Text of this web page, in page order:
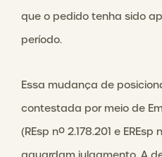
que o pedido tenha sido
período.
Essa mudança de
contestada por meio de
(REsp nº 2.178.201 e EREsp